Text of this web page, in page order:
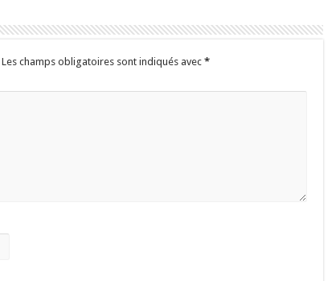
Les champs obligatoires sont indiqués avec *